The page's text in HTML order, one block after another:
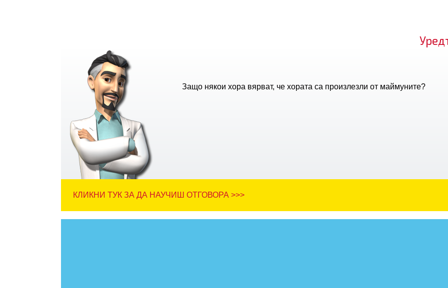
Защо някои хора вярват, че хората са произлезли от маймуните?
КЛИКНИ ТУК ЗА ДА НАУЧИШ ОТГОВОРА >>>